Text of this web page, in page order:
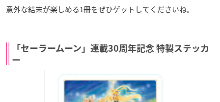
意外な結末が楽しめる1冊をぜひゲットしてくださいね。
「セーラームーン」連載30周年記念 特製ステッカ
ー